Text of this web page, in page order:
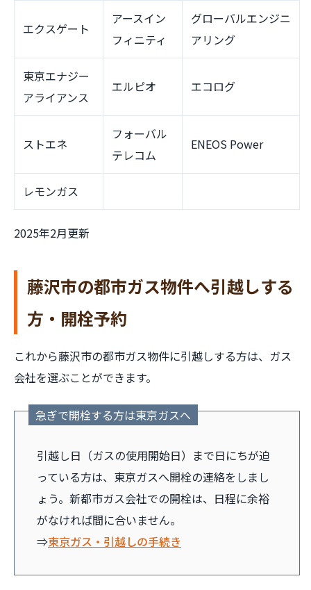
エクスゲート
アースイン
フィニティ
グローバルエンジニ
アリング
東京エナジー
アライアンス
エルピオ エコログ
ストエネ
フォーバル
テレコム
ENEOS Power
レモンガス
2025年2月更新
藤沢市の都市ガス物件へ引越しする
方・開栓予約
これから藤沢市の都市ガス物件に引越しする方は、ガス
会社を選ぶことができます。
急ぎで開栓する方は東京ガスへ
引越し日（ガスの使用開始日）まで日にちが迫
っている方は、東京ガスへ開栓の連絡をしまし
ょう。新都市ガス会社での開栓は、日程に余裕
がなければ間に合いません。
⇒東京ガス・引越しの手続き